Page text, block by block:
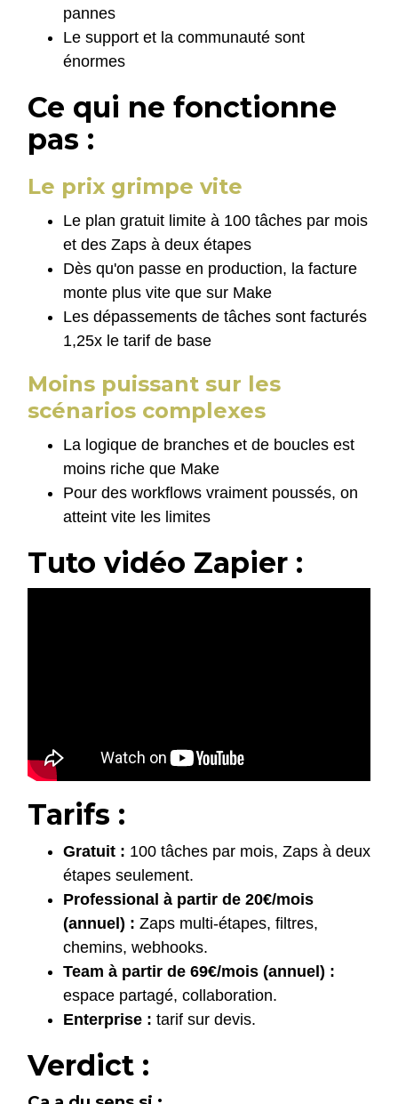
pannes
Le support et la communauté sont
énormes
Ce qui ne fonctionne
pas :
Le prix grimpe vite
Le plan gratuit limite à 100 tâches par mois
et des Zaps à deux étapes
Dès qu'on passe en production, la facture
monte plus vite que sur Make
Les dépassements de tâches sont facturés
1,25x le tarif de base
Moins puissant sur les
scénarios complexes
La logique de branches et de boucles est
moins riche que Make
Pour des workflows vraiment poussés, on
atteint vite les limites
Tuto vidéo Zapier :
Tarifs :
Gratuit : 100 tâches par mois, Zaps à deux
étapes seulement.
Professional à partir de 20€/mois
(annuel) : Zaps multi-étapes, filtres,
chemins, webhooks.
Team à partir de 69€/mois (annuel) :
espace partagé, collaboration.
Enterprise : tarif sur devis.
Verdict :